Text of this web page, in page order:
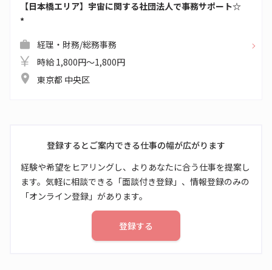
【日本橋エリア】宇宙に関する社団法人で事務サポート☆
*
経理・財務/総務事務
時給 1,800円～1,800円
東京都 中央区
登録するとご案内できる仕事の幅が広がります
経験や希望をヒアリングし、よりあなたに合う仕事を提案し
ます。気軽に相談できる「面談付き登録」、情報登録のみの
「オンライン登録」があります。
登録する